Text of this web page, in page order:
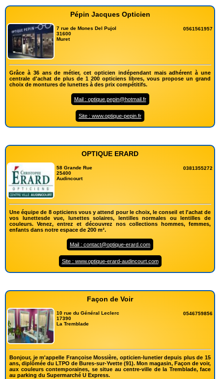
Pépin Jacques Opticien
7 rue de Mones Del Pujol
31600
Muret
0561561957
Grâce à 36 ans de métier, cet opticien indépendant mais adhérent à une
centrale d'achat de plus de 1 200 opticiens libres, vous propose un grand
choix de montures de lunettes à des prix compétitifs.
Mail : optique.pepin@hotmail.fr
Site : www.optique-pepin.fr
OPTIQUE ERARD
58 Grande Rue
25400
Audincourt
0381355272
Une équipe de 8 opticiens vous y attend pour le choix, le conseil et l'achat de
vos lunettesde vue, lunettes solaires, lentilles normales ou lentilles de
couleurs. Venez, entrez et découvrez nos collections hommes, femmes,
enfants dans notre espace de 200 m².
Mail : contact@optique-erard.com
Site : www.optique-erard-audincourt.com
Façon de Voir
10 rue du Général Leclerc
17390
La Tremblade
0546759856
Bonjour, je m'appelle Françoise Mossière, opticien-lunetier depuis plus de 15
ans, diplômée du LTPO de Bures-sur-Yvette (91). Mon magasin, Façon de voir,
aux couleurs contemporaines, se situe au centre-ville de la Tremblade, face
au parking du Supermarché U Express.